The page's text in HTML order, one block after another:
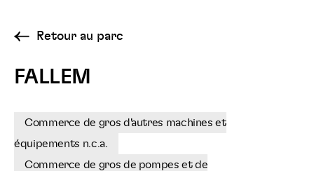
Retour au parc
FALLEM
Commerce de gros d'autres machines et
équipements n.c.a.
Commerce de gros de pompes et de